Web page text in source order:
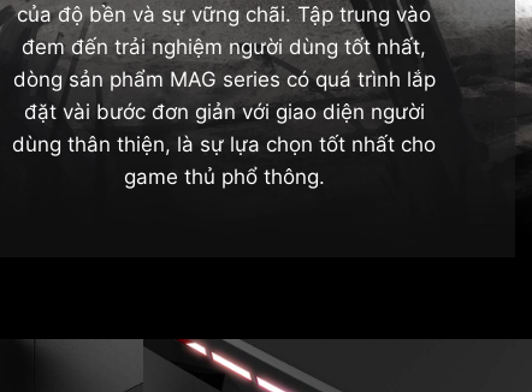
của độ bền và sự vững chãi. Tập trung vào
đem đến trải nghiệm người dùng tốt nhất,
dòng sản phẩm MAG series có quá trình lắp
đặt vài bước đơn giản với giao diện người
dùng thân thiện, là sự lựa chọn tốt nhất cho
game thủ phổ thông.